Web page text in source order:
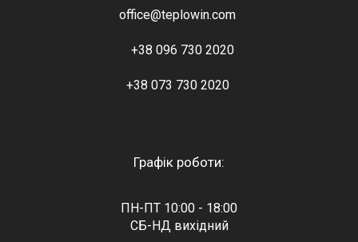
office@teplowin.com
+38 096 730 2020
+38 073 730 2020
Графік роботи:
ПН-ПТ 10:00 - 18:00
СБ-НД вихідний